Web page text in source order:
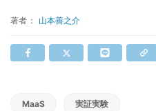
著者： 山本善之介
MaaS 実証実験